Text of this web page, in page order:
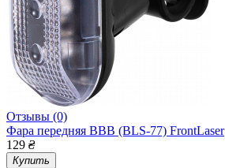
Отзывы (0)
Фара передняя BBB (BLS-77) FrontLaser
129 ₴
Купить